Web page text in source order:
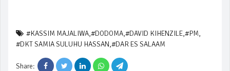
#KASSIM MAJALIWA,#DODOMA,#DAVID KIHENZILE,#PM,
#DKT SAMIA SULUHU HASSAN,#DAR ES SALAAM
Share: